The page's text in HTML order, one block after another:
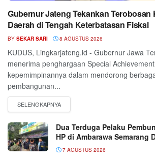
Gubernur Jateng Tekankan Terobosan
Daerah di Tengah Keterbatasan Fiskal
BY SEKAR SARI 8 AGUSTUS 2026
KUDUS, Lingkarjateng.id - Gubernur Jawa
menerima penghargaan Special
kepemimpinannya dalam mendorong
pembangunan...
Dua Terduga Pelaku
HP di Ambarawa Semarang
7 AGUSTUS 2026